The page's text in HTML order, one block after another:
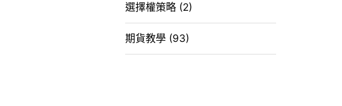
選擇權策略 (2)
期貨教學 (93)